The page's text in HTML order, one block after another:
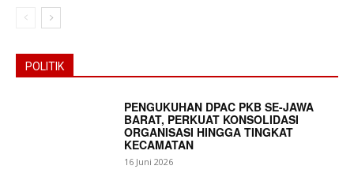
News Week
Magazine PRO
POLITIK
PENGUKUHAN DPAC PKB SE-JAWA
BARAT, PERKUAT KONSOLIDASI
ORGANISASI HINGGA TINGKAT
KECAMATAN
16 Juni 2026